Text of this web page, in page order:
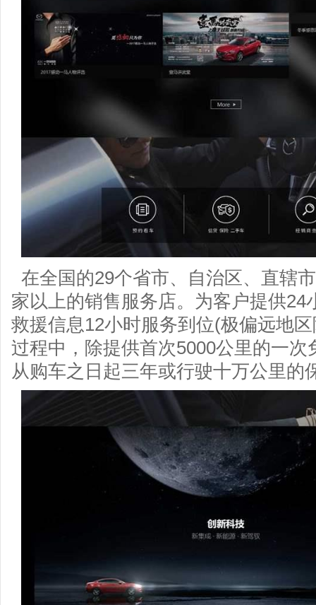
在全国的29个省市、自治区、直辖
家以上的销售服务店。为客户提供24
救援信息12小时服务到位(极偏远地
过程中，除提供首次5000公里的一
从购车之日起三年或行驶十万公里的